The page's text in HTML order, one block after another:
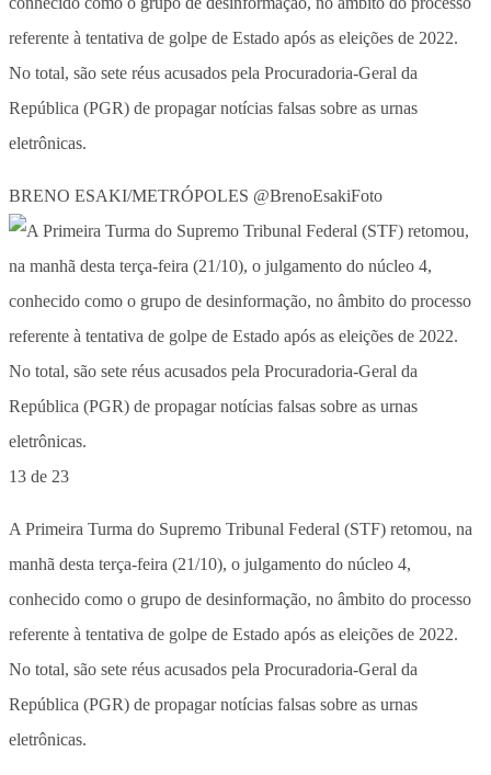
referente à tentativa de golpe de Estado após as eleições de 2022.
No total, são sete réus acusados pela Procuradoria-Geral da
República (PGR) de propagar notícias falsas sobre as urnas
eletrônicas.
BRENO ESAKI/METRÓPOLES @BrenoEsakiFoto
13 de 23
A Primeira Turma do Supremo Tribunal Federal (STF) retomou, na
manhã desta terça-feira (21/10), o julgamento do núcleo 4,
conhecido como o grupo de desinformação, no âmbito do processo
referente à tentativa de golpe de Estado após as eleições de 2022.
No total, são sete réus acusados pela Procuradoria-Geral da
República (PGR) de propagar notícias falsas sobre as urnas
eletrônicas.